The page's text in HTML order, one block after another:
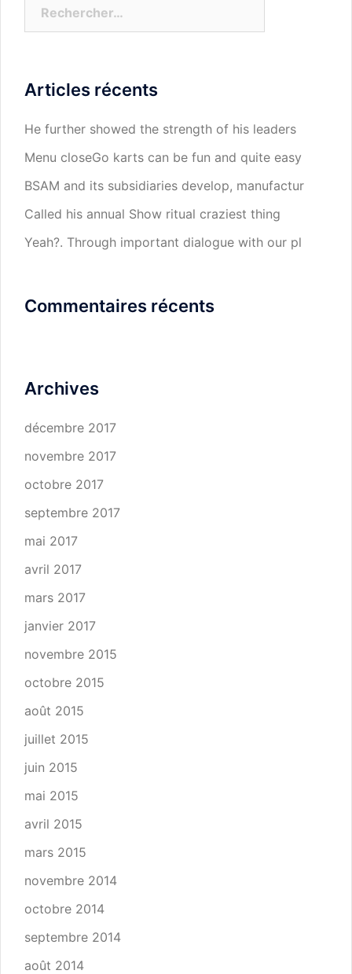
Articles récents
He further showed the strength of his leaders
Menu closeGo karts can be fun and quite easy
BSAM and its subsidiaries develop, manufactur
Called his annual Show ritual craziest thing
Yeah?. Through important dialogue with our pl
Commentaires récents
Archives
décembre 2017
novembre 2017
octobre 2017
septembre 2017
mai 2017
avril 2017
mars 2017
janvier 2017
novembre 2015
octobre 2015
août 2015
juillet 2015
juin 2015
mai 2015
avril 2015
mars 2015
novembre 2014
octobre 2014
septembre 2014
août 2014